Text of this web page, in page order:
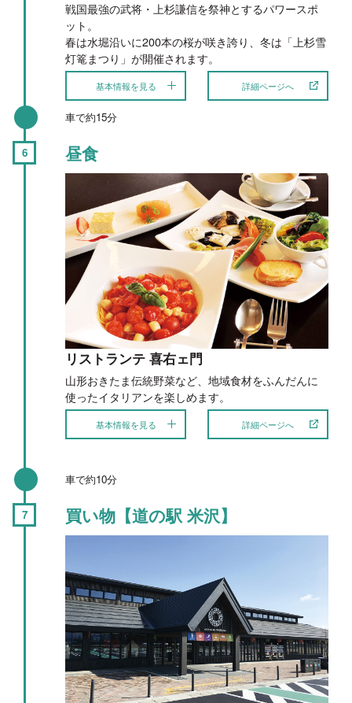
戦国最強の武将・上杉謙信を祭神とするパワースポ
ット。
春は水堀沿いに200本の桜が咲き誇り、冬は「上杉雪
灯篭まつり」が開催されます。
基本情報を見る 詳細ページへ
車で約15分
昼食
リストランテ 喜右ェ門
山形おきたま伝統野菜など、地域食材をふんだんに
使ったイタリアンを楽しめます。
基本情報を見る 詳細ページへ
車で約10分
買い物【道の駅 米沢】